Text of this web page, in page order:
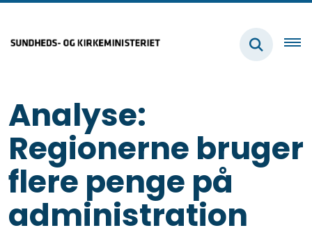
Analyse:
Regionerne bruger
flere penge på
administration